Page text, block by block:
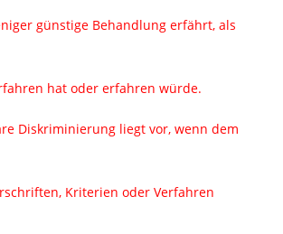
günstige Behandlung erfährt, als
hat oder erfahren würde.
Diskriminierung liegt vor, wenn dem
Kriterien oder Verfahren